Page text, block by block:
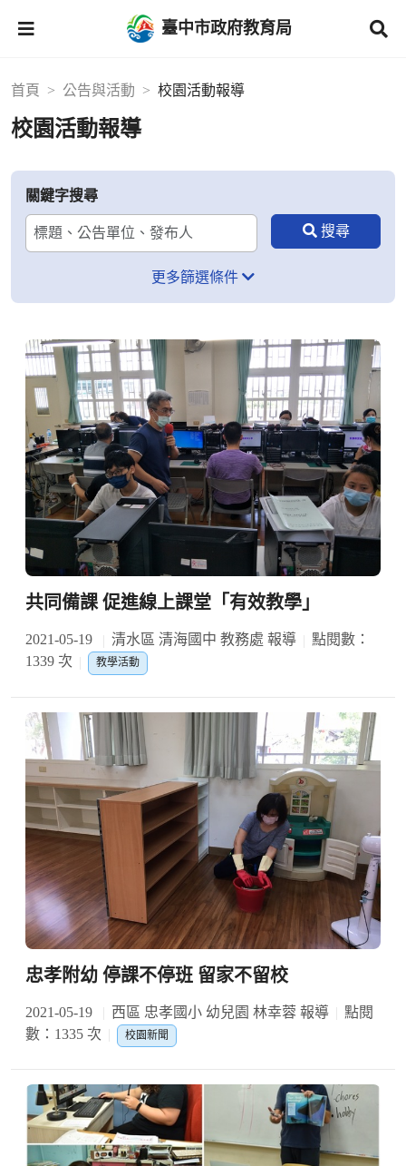
臺中市政府教育局
首頁 公告與活動 校園活動報導
校園活動報導
關鍵字搜尋
更多篩選條件
共同備課 促進線上課堂「有效教學」
2021-05-19 清水區 清海國中 教務處 報導
點閱數：
1339 次
教學活動
忠孝附幼 停課不停班 留家不留校
2021-05-19 西區 忠孝國小 幼兒園 林幸蓉 報導
點閱
數：1335 次
校園新聞